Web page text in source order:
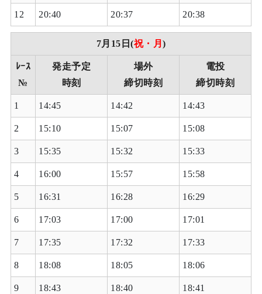
12 20:40 20:37 20:38
7月15日(祝・月 )
ﾚｰｽ
№
発走予定
時刻
場外
締切時刻
電投
締切時刻
1 14:45 14:42 14:43
2 15:10 15:07 15:08
3 15:35 15:32 15:33
4 16:00 15:57 15:58
5 16:31 16:28 16:29
6 17:03 17:00 17:01
7 17:35 17:32 17:33
8 18:08 18:05 18:06
9 18:43 18:40 18:41